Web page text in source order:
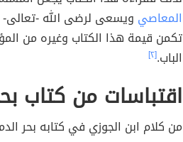
المعاصي ويسعى لرضى الله -تعالى-
تكمن قيمة هذا الكتاب وغيره من
الباب.[٢]
اقتباسات من كتاب
من كلام ابن الجوزي في كتابه بحر